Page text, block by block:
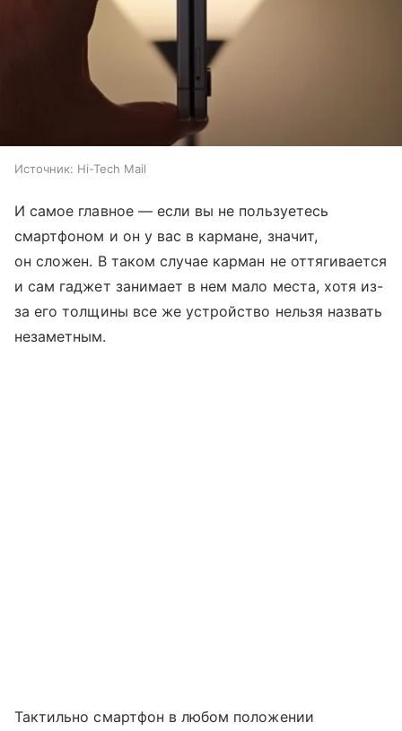
Источник: Hi-Tech Mail
И самое главное — если вы не пользуетесь
смартфоном и он у вас в кармане, значит,
он сложен. В таком случае карман не оттягивается
и сам гаджет занимает в нем мало места, хотя из-
за его толщины все же устройство нельзя назвать
незаметным.
Тактильно смартфон в любом положении